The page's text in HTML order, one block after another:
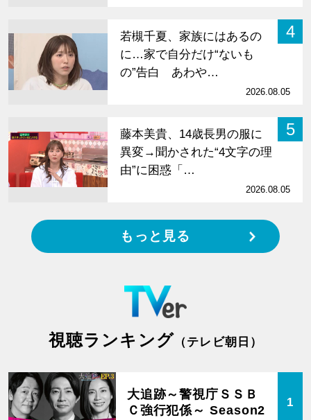
4
若槻千夏、家族にはあるの
に…家で自分だけ“ないも
の”告白 あわや…
2026.08.05
5
藤本美貴、14歳長男の服に
異変→聞かされた“4文字の理
由”に困惑「…
2026.08.05
もっと見る
視聴ランキング （テレビ朝日）
大追跡～警視庁ＳＳＢ
Ｃ強行犯係～ Season2
1